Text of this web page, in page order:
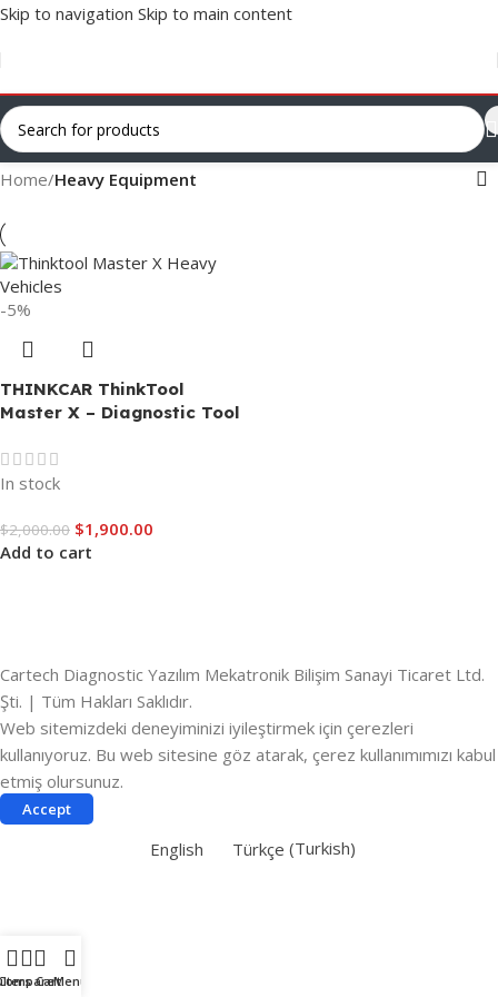
Skip to navigation Skip to main content
Home/Heavy Equipment
-5%
THINKCAR ThinkTool
Master X – Diagnostic Tool
In stock
$2,000.00 $1,900.00
Add to cart
Cartech Diagnostic Yazılım Mekatronik Bilişim Sanayi Ticaret Ltd.
Şti. | Tüm Hakları Saklıdır.
CartMenu
Web sitemizdeki deneyiminizi iyileştirmek için çerezleri
kullanıyoruz. Bu web sitesine göz atarak, çerez kullanımımızı kabul
etmiş olursunuz.
Accept
English Türkçe (Turkish)